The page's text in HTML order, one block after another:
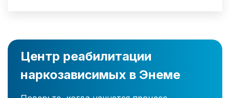
Центр реабилитации
наркозависимых в Энеме